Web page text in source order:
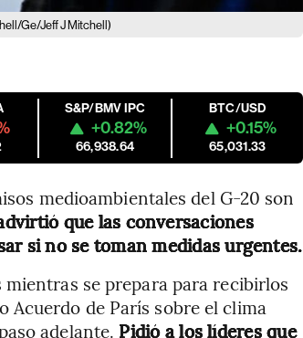
Ge/Jeff J Mitchell)
S&P/BMV IPC
+0.82%
66,938.64
BTC/USD
+0.15%
65,031.33
medioambientales del G-20 son
que las conversaciones
si no se toman medidas urgentes.
se prepara para recibirlos
Acuerdo de París sobre el clima
adelante. Pidió a los líderes que